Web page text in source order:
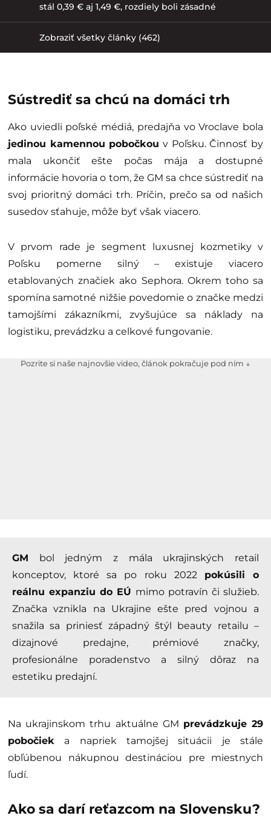
stál 0,39 € aj 1,49 €, rozdiely boli zásadné
Zobraziť všetky články (462)
Sústrediť sa chcú na domáci trh
Ako uviedli poľské médiá, predajňa vo Vroclave bola
jedinou kamennou pobočkou v Poľsku. Činnosť by
mala ukončiť ešte počas mája a dostupné
informácie hovoria o tom, že GM sa chce sústrediť na
svoj prioritný domáci trh. Príčin, prečo sa od našich
susedov sťahuje, môže byť však viacero.
V prvom rade je segment luxusnej kozmetiky v
Poľsku pomerne silný – existuje viacero
etablovaných značiek ako Sephora. Okrem toho sa
spomína samotné nižšie povedomie o značke medzi
tamojšími zákazníkmi, zvyšujúce sa náklady na
logistiku, prevádzku a celkové fungovanie.
Pozrite si naše najnovšie video, článok pokračuje pod ním ↓
GM bol jedným z mála ukrajinských retail
konceptov, ktoré sa po roku 2022 pokúsili o
reálnu expanziu do EÚ mimo potravín či služieb.
Značka vznikla na Ukrajine ešte pred vojnou a
snažila sa priniesť západný štýl beauty retailu –
dizajnové predajne, prémiové značky,
profesionálne poradenstvo a silný dôraz na
estetiku predajní.
Na ukrajinskom trhu aktuálne GM prevádzkuje 29
pobočiek a napriek tamojšej situácii je stále
obľúbenou nákupnou destináciou pre miestnych
ľudí.
Ako sa darí reťazcom na Slovensku?